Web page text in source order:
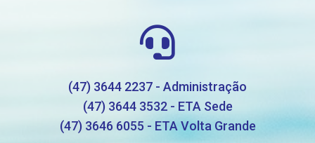
(47) 3644 2237 - Administração
(47) 3644 3532 - ETA Sede
(47) 3646 6055 - ETA Volta Grande